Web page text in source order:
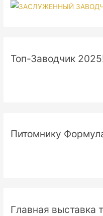
Топ-Заводчик
Питомнику
Главная выставка